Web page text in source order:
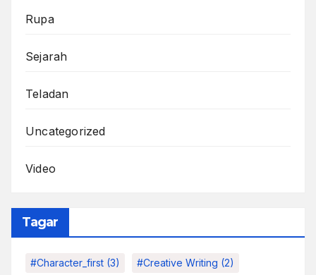
Rupa
Sejarah
Teladan
Uncategorized
Video
Tagar
#character_first (3) #Creative Writing (2)